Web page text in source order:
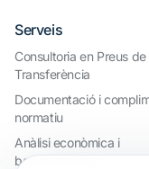
Serveis
Consultoria en Preus de
Transferència
Documentació i
normatiu
Anàlisi econòmica i
benchmarkings